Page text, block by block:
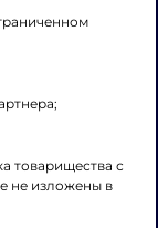
товарищества с
не изложены в